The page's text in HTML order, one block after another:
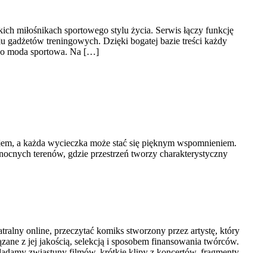
miłośnikach sportowego stylu życia. Serwis łączy funkcję
gadżetów treningowych. Dzięki bogatej bazie treści każdy
moda sportowa. Na […]
a każda wycieczka może stać się pięknym wspomnieniem.
terenów, gdzie przestrzeń tworzy charakterystyczny
online, przeczytać komiks stworzony przez artystę, który
z jej jakością, selekcją i sposobem finansowania twórców.